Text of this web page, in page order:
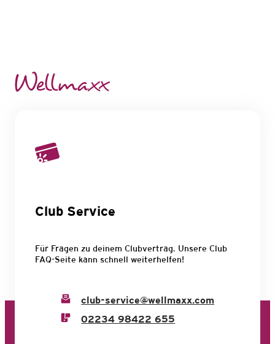
Club Service
Für Fragen zu deinem Clubvertrag. Unsere Club
FAQ-Seite kann schnell weiterhelfen!
club-service@wellmaxx.com
02234 98422 655